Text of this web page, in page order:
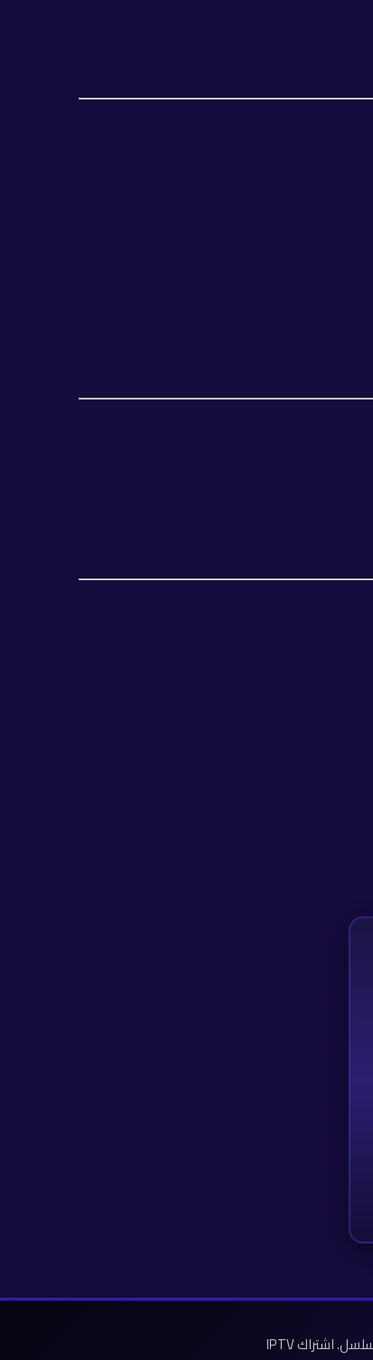
احصل على افضل اشتراك IPTV بدون تقطيع في السعودية مع اكثر من 9500 قناة مباشرة و 12300 فيلم ومسلسل. اشتراك IPTV